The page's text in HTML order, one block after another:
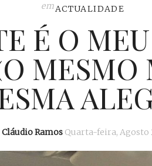
emACTUALIDADE
É O
MESMO
Cláudio Ramos Quarta-feira, Agosto